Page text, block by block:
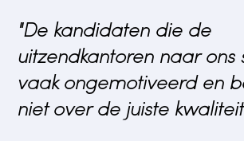
"De kandidaten die de
uitzendkantoren naar ons
vaak ongemotiveerd en
niet over de juiste